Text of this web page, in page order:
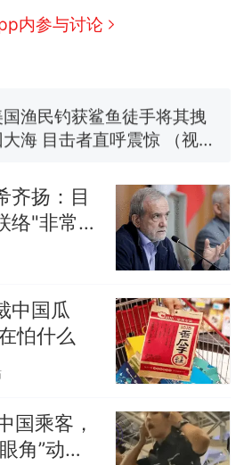
内参与讨论
生
大厨“全国小炒肉大王”称
，仅凭视频评出？中国烹饪
多朵
国渔民钓获鲨鱼徒手将其拽
海 目击者直呼震惊 （视频
通报
制裁瓜子饺子，美国怕什
齐扬：目
络"非常困
中国瓜
怕什么
国乘客，
角”动